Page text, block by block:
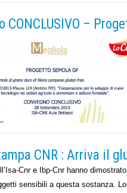
CONCLUSIVO –
CNR : Arriva il
Cnr e Ibp-Cnr hanno
sensibili a questa sostanza.